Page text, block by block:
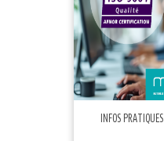
INFOS PRATIQUES